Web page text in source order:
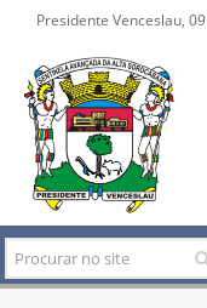
Presidente Venceslau,